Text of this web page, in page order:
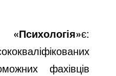
є:
фахівців